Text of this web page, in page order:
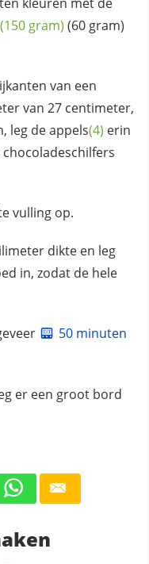
(150 gram) (60 gram)
van een
van 27 centimeter,
leg deappels(4) erin
vulling op.
dikte en leg
in, zodat de hele
50 minuten
er een groot bord